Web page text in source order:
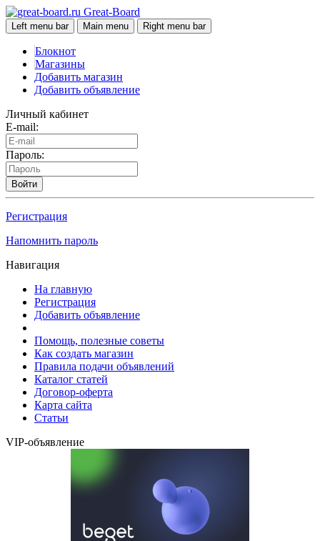
Great-Board
Left menu bar Main menu Right menu bar
Блокнот
Магазины
Добавить магазин
Добавить объявление
Личный кабинет
E-mail:
Пароль:
Войти
Регистрация
Напомнить пароль
Навигация
На главную
Регистрация
Добавить объявление
Помощь, полезные советы
Как создать магазин
Правила подачи объявлений
Каталог статей
Договор-оферта
Карта сайта
Статьи
VIP-объявление